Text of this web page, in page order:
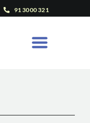
91 3000 321